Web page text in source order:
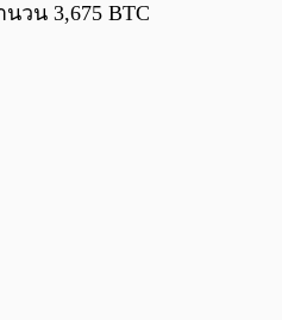
วน 3,675 BTC